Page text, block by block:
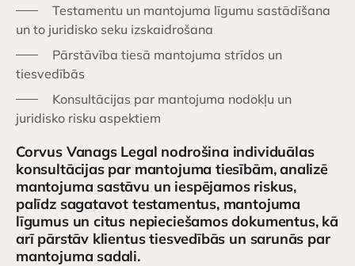
Testamentu un mantojuma līgumu sastādīšana
un to juridisko seku izskaidrošana
Pārstāvība tiesā mantojuma strīdos un
tiesvedībās
Konsultācijas par mantojuma nodokļu un
juridisko risku aspektiem
Corvus Vanags Legal nodrošina individuālas
konsultācijas par mantojuma tiesībām, analizē
mantojuma sastāvu un iespējamos riskus,
palīdz sagatavot testamentus, mantojuma
līgumus un citus nepieciešamos dokumentus, kā
arī pārstāv klientus tiesvedībās un sarunās par
mantojuma sadali.